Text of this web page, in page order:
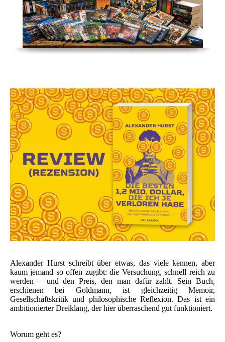
Alexander Hurst schreibt über etwas, das viele kennen, aber
kaum jemand so offen zugibt: die Versuchung, schnell reich zu
werden – und den Preis, den man dafür zahlt. Sein Buch,
erschienen bei Goldmann, ist gleichzeitig Memoir,
Gesellschaftskritik und philosophische Reflexion. Das ist ein
ambitionierter Dreiklang, der hier überraschend gut funktioniert.
Worum geht es?